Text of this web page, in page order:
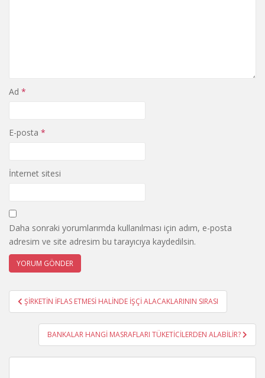
Ad *
E-posta *
İnternet sitesi
Daha sonraki yorumlarımda kullanılması için adım, e-posta
adresim ve site adresim bu tarayıcıya kaydedilsin.
Yazı
gezinmesi
ŞİRKETİN İFLAS ETMESİ HALİNDE İŞÇİ ALACAKLARININ SIRASI
BANKALAR HANGİ MASRAFLARI TÜKETİCİLERDEN ALABİLİR?